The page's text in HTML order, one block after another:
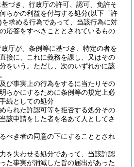
づき、行政庁の許可、認可、免許そ
らかの利益を付与する処分(以下「許
を求める行為であって、当該行為に対
応答をすべきこととされているもの
庁が、条例等に基づき、特定の者を
接に、これに義務を課し、又はその
をいう。 ただし、次のいずれかに該
び事実上の行為をするに当たりその
らかにするために条例等の規定上必
続としての処分
られた許認可等を拒否する処分その
該申請をした者を名あて人としてさ
べき者の同意の下にすることとされ
を失わせる処分であって、当該許認
た事実が消滅した旨の届出があった